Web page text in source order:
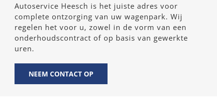
Autoservice Heesch is het juiste adres voor
complete ontzorging van uw wagenpark. Wij
regelen het voor u, zowel in de vorm van een
onderhoudscontract of op basis van gewerkte
uren.
NEEM CONTACT OP